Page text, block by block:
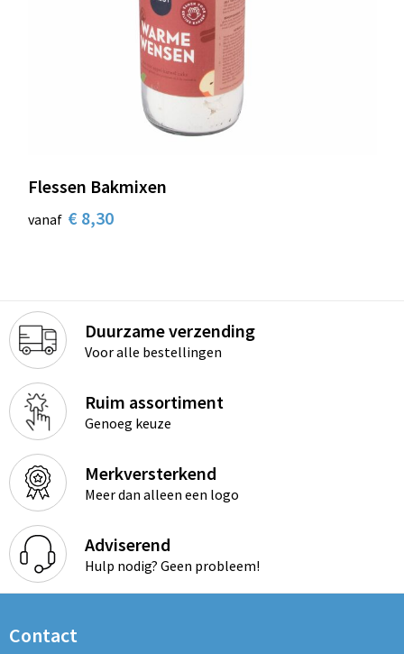
Flessen Bakmixen
vanaf € 8,30
Duurzame verzending
Voor alle bestellingen
Ruim assortiment
Genoeg keuze
Merkversterkend
Meer dan alleen een logo
Adviserend
Hulp nodig? Geen probleem!
Contact